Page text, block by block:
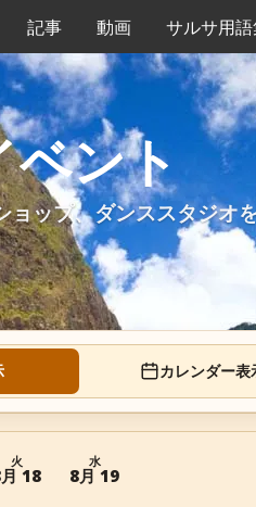
記事 動画 サルサ用
ベント
ップ、ダンススタジオ
カレンダー表
火
18
水
8月 19